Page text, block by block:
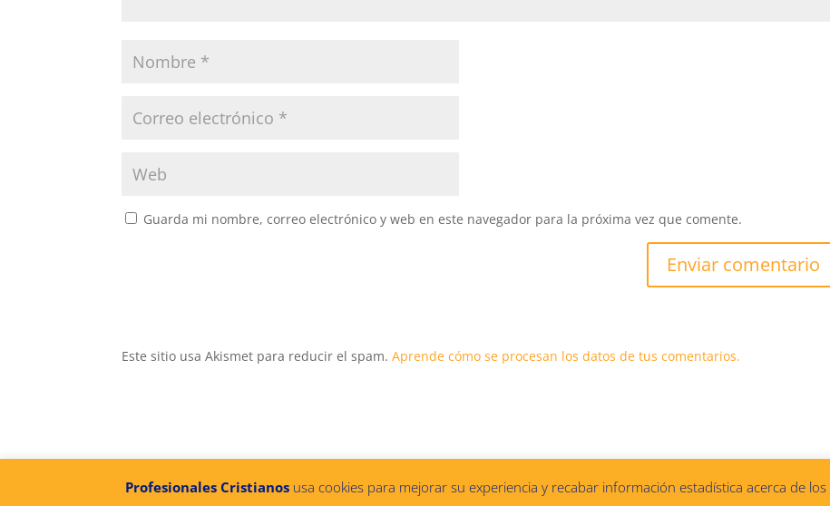
Guarda mi nombre, correo electrónico y web en este navegador para la próxima vez que comente.
Este sitio usa Akismet para reducir el spam.Aprende cómo se procesan los datos de tus comentarios.
@2022 PROFESIONALES CRISTIANOS|Política de privacidad|Política de cookies|Aviso legal|Diseñado por
Profesionales Cristianosusa cookies para mejorar su experiencia y recabar información estadística acerca de los